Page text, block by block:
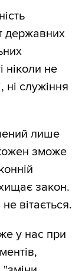
державних
ніколи не
ні служіння
лише
зможе
закон.
вітається.
у нас при